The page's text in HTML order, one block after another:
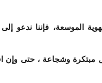
الموسعة، فإننا ندعو
مبتكرة وشجاعة ، حتى